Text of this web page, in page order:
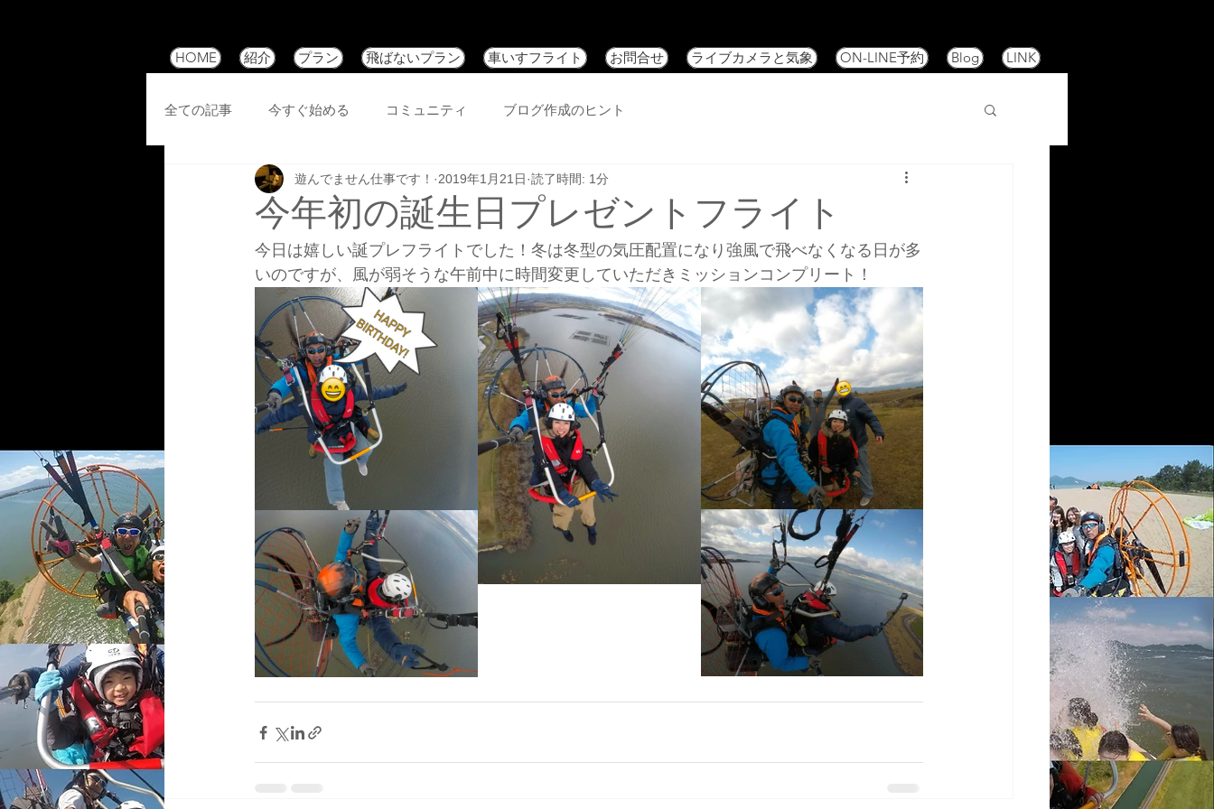
HOME 紹介 プラン 飛ばないプラン 車いすフライト お問合せ ライブカメラと気象 ON-LINE予約 Blog LINK
全ての記事 今すぐ始める コミュニティ ブログ作成のヒント
今年初の誕生日プレゼントフライト
遊んでません仕事です！ 2019年1月21日 読了時間: 1分
今日は嬉しい誕プレフライトでした！冬は冬型の気圧配置になり強風で飛べなくなる日が多
いのですが、風が弱そうな午前中に時間変更していただきミッションコンプリート！